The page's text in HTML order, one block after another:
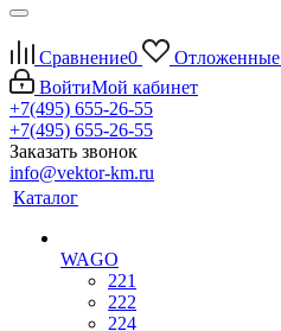
Сравнение0 Отложенные
ВойтиМой кабинет
+7(495) 655-26-55
+7(495) 655-26-55
Заказать звонок
info@vektor-km.ru
Каталог
WAGO
221
222
224